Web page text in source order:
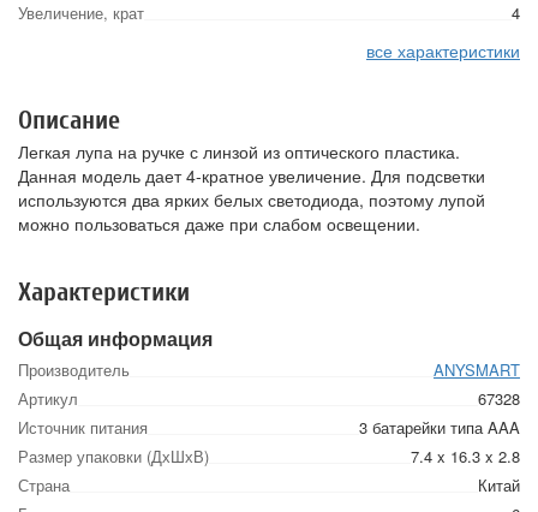
Увеличение, крат 4
все характеристики
Описание
Легкая лупа на ручке с линзой из оптического пластика.
Данная модель дает 4-кратное увеличение. Для подсветки
используются два ярких белых светодиода, поэтому лупой
можно пользоваться даже при слабом освещении.
Характеристики
Общая информация
Производитель
ANYSMART
Артикул
67328
Источник питания
3 батарейки типа AAA
Размер упаковки (ДхШхВ)
7.4 x 16.3 x 2.8
Страна
Китай